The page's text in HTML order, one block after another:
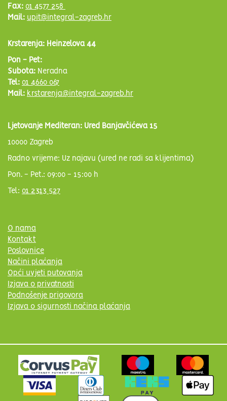
Fax: 01 4577 258
Mail: upit@integral-zagreb.hr
Krstarenja: Heinzelova 44
Pon - Pet:
Subota: Neradna
Tel: 01 4660 067
Mail: krstarenja@integral-zagreb.hr
Ljetovanje Mediteran: Ured Banjavčićeva 15
10000 Zagreb
Radno vrijeme: Uz najavu (ured ne radi sa klijentima)
Pon. - Pet.: 09:00 - 15:00 h
Tel: 01 2313 527
O nama
Kontakt
Poslovnice
Načini plaćanja
Opći uvjeti putovanja
Izjava o privatnosti
Podnošenje prigovora
Izjava o sigurnosti načina plaćanja